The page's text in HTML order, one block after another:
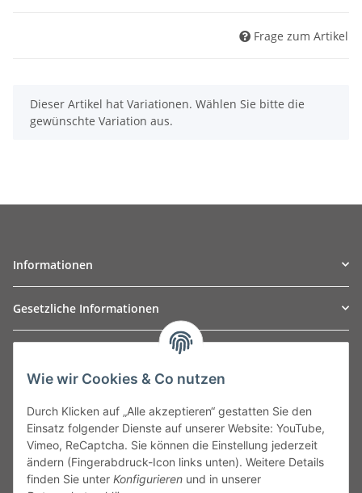
Frage zum Artikel
x
Dieser Artikel hat Variationen. Wählen Sie bitte die
gewünschte Variation aus.
Informationen
Gesetzliche Informationen
Leibnizstraße 2a
Germany
Phone:+49 40 5287270
Fax:+49 40 5281050
Email:sales@tow-automotive.de
Wie wir Cookies & Co nutzen
Durch Klicken auf „Alle akzeptieren“ gestatten Sie den
Einsatz folgender Dienste auf unserer Website: YouTube,
Vimeo, ReCaptcha. Sie können die Einstellung jederzeit
ändern (Fingerabdruck-Icon links unten). Weitere Details
finden Sie unter Konfigurieren und in unserer